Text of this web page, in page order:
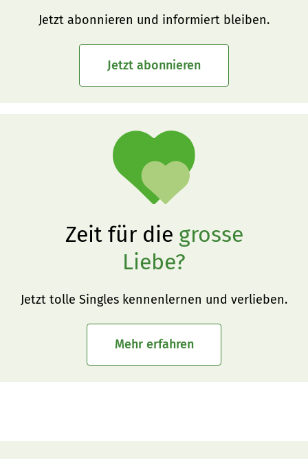
Jetzt abonnieren und informiert bleiben.
Jetzt abonnieren
Zeit für die grosse
Liebe?
Jetzt tolle Singles kennenlernen und verlieben.
Mehr erfahren